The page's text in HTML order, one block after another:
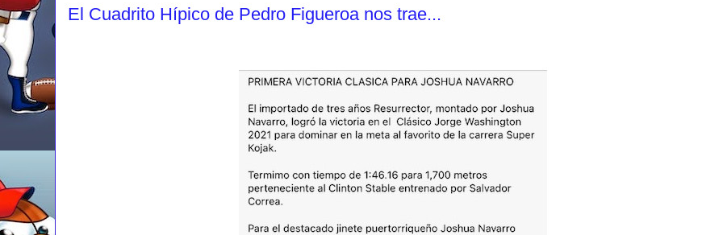
El Cuadrito Hípico de Pedro Figueroa nos trae...